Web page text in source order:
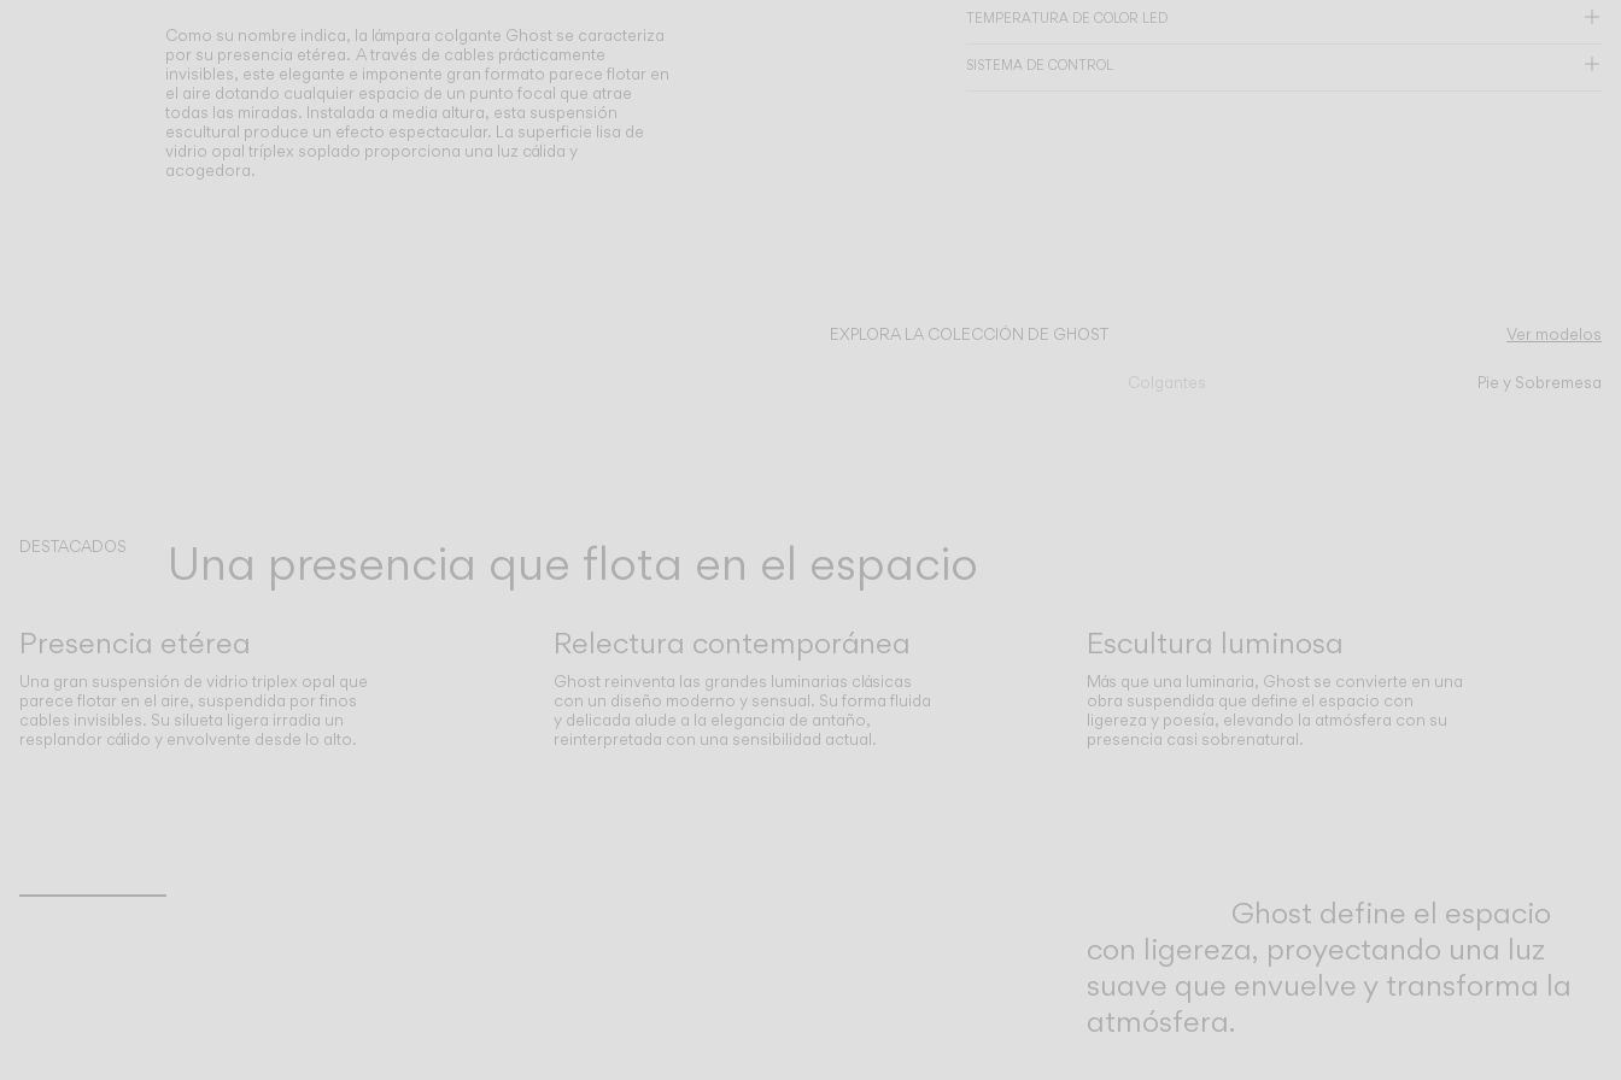
Como su nombre indica, la lámpara colgante Ghost se caracteriza
por su presencia etérea. A través de cables prácticamente
invisibles, este elegante e imponente gran formato parece flotar en
el aire dotando cualquier espacio de un punto focal que atrae
todas las miradas. Instalada a media altura, esta suspensión
escultural produce un efecto espectacular. La superficie lisa de
vidrio opal tríplex soplado proporciona una luz cálida y
acogedora.
TEMPERATURA DE COLOR LED
SISTEMA DE CONTROL
EXPLORA LA COLECCIÓN DE GHOST Ver modelos
Colgantes Pie y Sobremesa
DESTACADOS Una presencia que flota en el espacio
Presencia etérea
Una gran suspensión de vidrio triplex opal que
parece flotar en el aire, suspendida por finos
cables invisibles. Su silueta ligera irradia un
resplandor cálido y envolvente desde lo alto.
Relectura contemporánea
Ghost reinventa las grandes luminarias clásicas
con un diseño moderno y sensual. Su forma fluida
y delicada alude a la elegancia de antaño,
reinterpretada con una sensibilidad actual.
Escultura luminosa
Más que una luminaria, Ghost se convierte en una
obra suspendida que define el espacio con
ligereza y poesía, elevando la atmósfera con su
presencia casi sobrenatural.
Inspirational Book
Ghost define el espacio
con ligereza, proyectando una luz
suave que envuelve y transforma la
atmósfera.